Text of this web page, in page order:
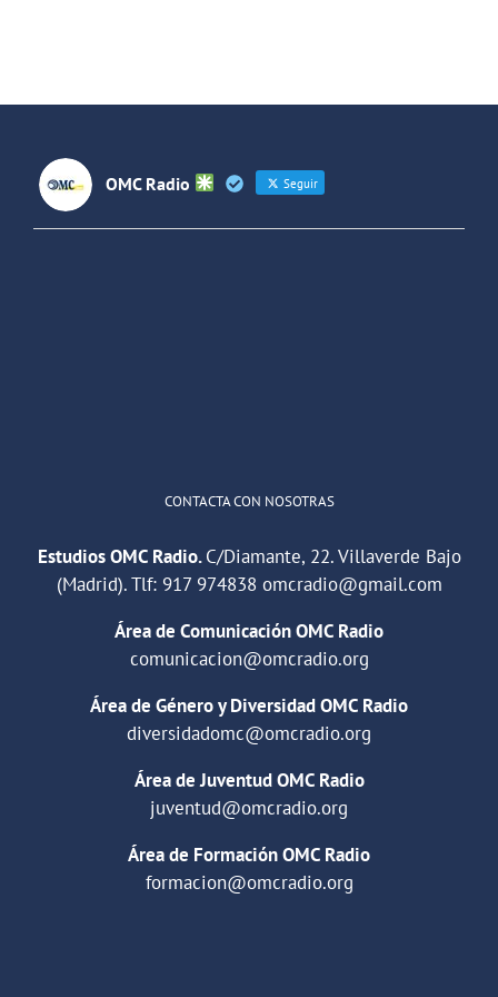
OMC Radio Seguir
CONTACTA CON NOSOTRAS
Estudios OMC Radio.C/Diamante, 22. Villaverde Bajo
(Madrid). Tlf: 917 974838 omcradio@gmail.com
Área de Comunicación OMC Radio
comunicacion@omcradio.org
Área de Género y Diversidad OMC Radio
diversidadomc@omcradio.org
Área de Juventud OMC Radio
juventud@omcradio.org
Área de Formación OMC Radio
formacion@omcradio.org